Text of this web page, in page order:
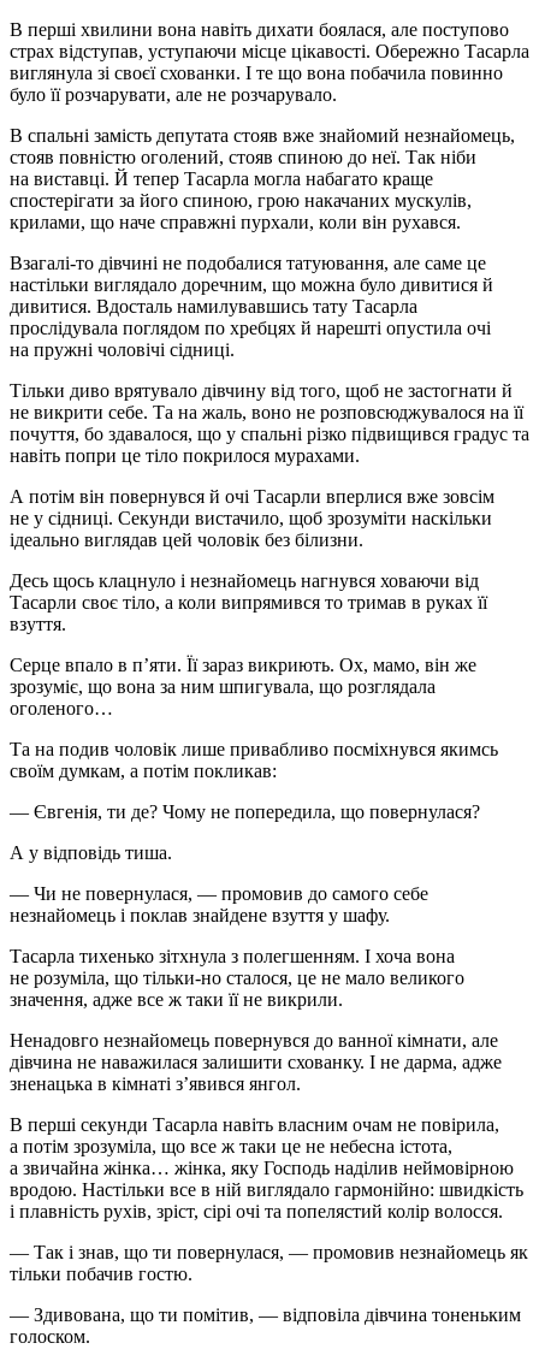
В перші хвилини вона навіть дихати боялася, але поступово
страх відступав, уступаючи місце цікавості. Обережно Тасарла
виглянула зі своєї схованки. І те що вона побачила повинно
було її розчарувати, але не розчарувало.
В спальні замість депутата стояв вже знайомий незнайомець,
стояв повністю оголений, стояв спиною до неї. Так ніби
на виставці. Й тепер Тасарла могла набагато краще
спостерігати за його спиною, грою накачаних мускулів,
крилами, що наче справжні пурхали, коли він рухався.
Взагалі-то дівчині не подобалися татуювання, але саме це
настільки виглядало доречним, що можна було дивитися й
дивитися. Вдосталь намилувавшись тату Тасарла
прослідувала поглядом по хребцях й нарешті опустила очі
на пружні чоловічі сідниці.
Тільки диво врятувало дівчину від того, щоб не застогнати й
не викрити себе. Та на жаль, воно не розповсюджувалося на її
почуття, бо здавалося, що у спальні різко підвищився градус та
навіть попри це тіло покрилося мурахами.
А потім він повернувся й очі Тасарли вперлися вже зовсім
не у сідниці. Секунди вистачило, щоб зрозуміти наскільки
ідеально виглядав цей чоловік без білизни.
Десь щось клацнуло і незнайомець нагнувся ховаючи від
Тасарли своє тіло, а коли випрямився то тримав в руках її
взуття.
Серце впало в п’яти. Її зараз викриють. Ох, мамо, він же
зрозуміє, що вона за ним шпигувала, що розглядала
оголеного…
Та на подив чоловік лише привабливо посміхнувся якимсь
своїм думкам, а потім покликав:
— Євгенія, ти де? Чому не попередила, що повернулася?
А у відповідь тиша.
— Чи не повернулася, — промовив до самого себе
незнайомець і поклав знайдене взуття у шафу.
Тасарла тихенько зітхнула з полегшенням. І хоча вона
не розуміла, що тільки-но сталося, це не мало великого
значення, адже все ж таки її не викрили.
Ненадовго незнайомець повернувся до ванної кімнати, але
дівчина не наважилася залишити схованку. І не дарма, адже
зненацька в кімнаті з’явився янгол.
В перші секунди Тасарла навіть власним очам не повірила,
а потім зрозуміла, що все ж таки це не небесна істота,
а звичайна жінка… жінка, яку Господь наділив неймовірною
вродою. Настільки все в ній виглядало гармонійно: швидкість
і плавність рухів, зріст, сірі очі та попелястий колір волосся.
— Так і знав, що ти повернулася, — промовив незнайомець як
тільки побачив гостю.
— Здивована, що ти помітив, — відповіла дівчина тоненьким
голоском.